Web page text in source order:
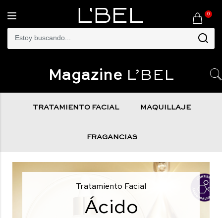
0
Magazine L’BEL
TRATAMIENTO FACIAL MAQUILLAJE
FRAGANCIAS
Tratamiento Facial
Ácido